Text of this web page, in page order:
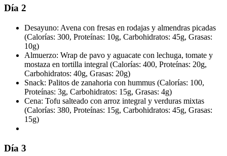
Día 2
Desayuno: Avena con fresas en rodajas y almendras picadas
(Calorías: 300, Proteínas: 10g, Carbohidratos: 45g, Grasas:
10g)
Almuerzo: Wrap de pavo y aguacate con lechuga, tomate y
mostaza en tortilla integral (Calorías: 400, Proteínas: 20g,
Carbohidratos: 40g, Grasas: 20g)
Snack: Palitos de zanahoria con hummus (Calorías: 100,
Proteínas: 3g, Carbohidratos: 15g, Grasas: 4g)
Cena: Tofu salteado con arroz integral y verduras mixtas
(Calorías: 380, Proteínas: 15g, Carbohidratos: 45g, Grasas:
15g)
Día 3